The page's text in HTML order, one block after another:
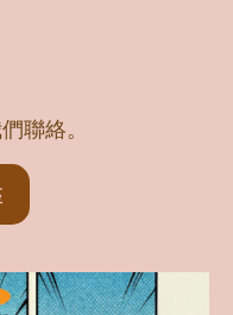
聯絡。